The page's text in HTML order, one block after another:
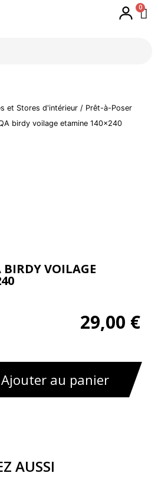
0
et Stores d'intérieur / Prêt-à-Poser
birdy voilage etamine 140×240
BIRDY VOILAGE
29,00 €
Ajouter au panier
AUSSI